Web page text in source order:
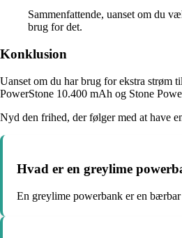
Sammenfattende, uanset om du
brug for det.
Konklusion
Uanset om du har brug for ekstra strøm
PowerStone 10.400 mAh og Stone
Nyd den frihed, der følger med at have
Hvad er en greylime
En greylime powerbank er en bærbar